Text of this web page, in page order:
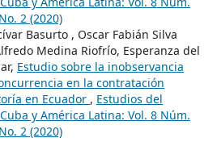
2 (2020)
Basurto , Oscar Fabián Silva
Medina Riofrío, Esperanza del
Estudio sobre la inobservancia
en la contratación
en Ecuador , Estudios del
y América Latina: Vol. 8 Núm.
2 (2020)